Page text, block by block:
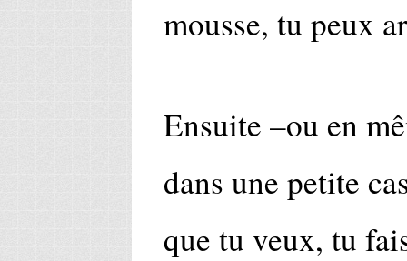
mousse, tu peux
Ensuite –ou en
dans une petite
que tu veux, tu